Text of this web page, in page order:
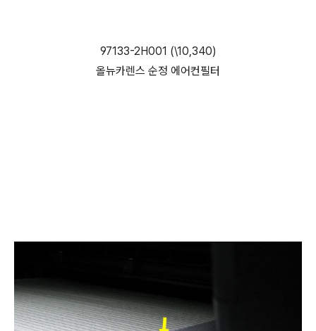
97133-2H001 (\10,340)
올뉴카렌스 순정 에어컨필터